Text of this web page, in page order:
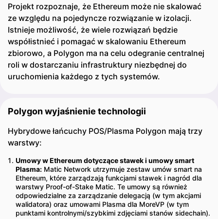
Projekt rozpoznaje, że Ethereum może nie skalować
ze względu na pojedyncze rozwiązanie w izolacji.
Istnieje możliwość, że wiele rozwiązań będzie
współistnieć i pomagać w skalowaniu Ethereum
zbiorowo, a Polygon ma na celu odegranie centralnej
roli w dostarczaniu infrastruktury niezbędnej do
uruchomienia każdego z tych systemów.
Polygon wyjaśnienie technologii
Hybrydowe łańcuchy POS/Plasma Polygon mają trzy
warstwy:
Umowy w Ethereum dotyczące stawek i umowy smart
Plasma: Matic Network utrzymuje zestaw umów smart na
Ethereum, które zarządzają funkcjami stawek i nagród dla
warstwy Proof-of-Stake Matic. Te umowy są również
odpowiedzialne za zarządzanie delegacją (w tym akcjami
walidatora) oraz umowami Plasma dla MoreVP (w tym
punktami kontrolnymi/szybkimi zdjęciami stanów sidechain).